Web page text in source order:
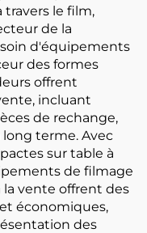
le film,
de la
d'équipements
des formes
offrent
incluant
de rechange,
terme. Avec
sur table à
de filmage
la vente offrent des
économiques,
des